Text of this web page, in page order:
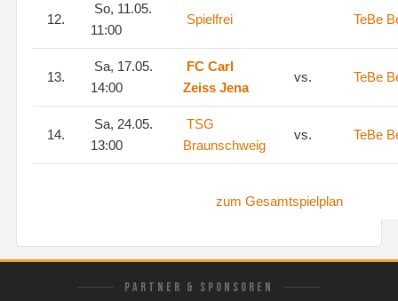
12.
So, 11.05.
11:00
Spielfrei TeBe
13.
Sa, 17.05.
14:00
FC Carl
Zeiss Jena
vs. TeBe
14.
Sa, 24.05.
13:00
TSG
Braunschweig
vs. TeBe
zum Gesamtspielplan
PARTNER & SPONSOREN